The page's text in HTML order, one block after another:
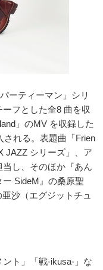
ーティーマン」シリ
フとした全8 曲を収
」のMV を収録した
される。表題曲「Frien
JAZZ シリーズ」、ア
し、そのほか『あん
SideM』の桑原聖
沙（エグジットチュ
ト」「戦-ikusa-」な